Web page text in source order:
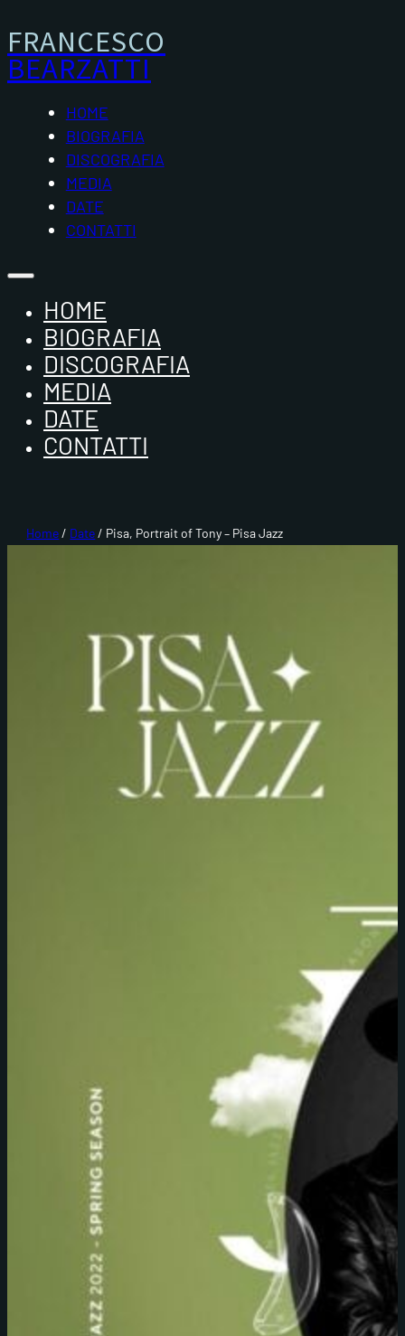
FRANCESCO
BEARZATTI
HOME
BIOGRAFIA
DISCOGRAFIA
MEDIA
DATE
CONTATTI
HOME
BIOGRAFIA
DISCOGRAFIA
MEDIA
DATE
CONTATTI
Home/ Date/ Pisa, Portrait of Tony – Pisa Jazz